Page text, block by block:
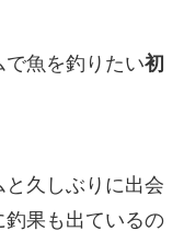
魚を釣りたい初
久しぶりに出会
釣果も出ているの